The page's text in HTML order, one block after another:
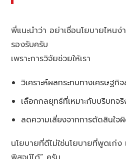
พี่แนะนำว่า อย่าเชื่อนโยบายไหน
รองรับครับ
เพราะการวิจัยช่วยให้เรา
วิเคราะห์ผลกระทบทางเศรษฐกิ
เลือกกลยุทธ์ที่เหมาะกับบริบทจริ
ลดความเสี่ยงจากการตัดสินใจ
นโยบายที่ดีไม่ใช่นโยบายที่พูดเก่